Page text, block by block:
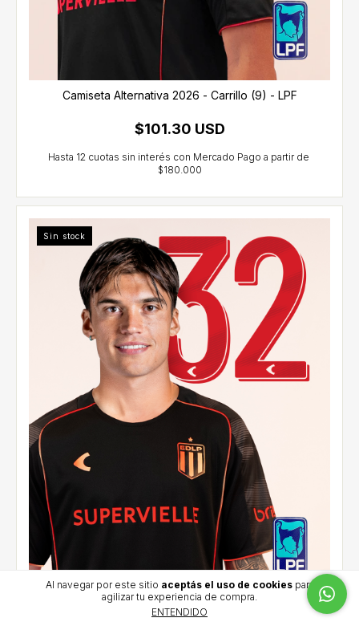
Al navegar por este sitio aceptás el uso de cookiespara
agilizar tu experiencia de compra.
ENTENDIDO
Camiseta Alternativa 2026 - Carrillo (9) - LPF
$101.30 USD
Sin stock
Camiseta Alternativa 2026 - Correa (32) - LPF